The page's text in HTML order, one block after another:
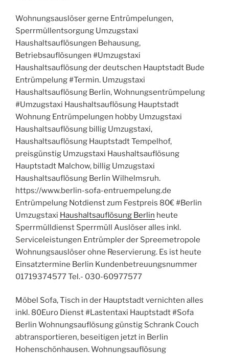
Wohnungsauslöser gerne Entrümpelungen,
Sperrmüllentsorgung Umzugstaxi
Haushaltsauflösungen Behausung,
Betriebsauflösungen #Umzugstaxi
Haushaltsauflösung der deutschen Hauptstadt Bude
Entrümpelung #Termin. Umzugstaxi
Haushaltsauflösung Berlin, Wohnungsentrümpelung
#Umzugstaxi Haushaltsauflösung Hauptstadt
Wohnung Entrümpelungen hobby Umzugstaxi
Haushaltsauflösung billig Umzugstaxi,
Haushaltsauflösung Hauptstadt Tempelhof,
preisgünstig Umzugstaxi Haushaltsauflösung
Hauptstadt Malchow, billig Umzugstaxi
Haushaltsauflösung Berlin Wilhelmsruh.
https://www.berlin-sofa-entruempelung.de
Entrümpelung Notdienst zum Festpreis 80€ #Berlin
Umzugstaxi Haushaltsauflösung Berlin heute
Sperrmülldienst Sperrmüll Auslöser alles inkl.
Serviceleistungen Entrümpler der Spreemetropole
Wohnungsauslöser ohne Reservierung. Es ist heute
Einsatztermine Berlin Kundenbetreuungsnummer
01719374577 Tel.- 030-60977577
Möbel Sofa, Tisch in der Hauptstadt vernichten alles
inkl. 80Euro Dienst #Lastentaxi Hauptstadt #Sofa
Berlin Wohnungsauflösung günstig Schrank Couch
abtransportieren, beseitigen jetzt in Berlin
Hohenschönhausen. Wohnungsauflösung